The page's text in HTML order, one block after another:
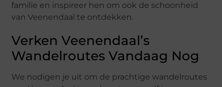
familie en inspireer hen om ook de schoonheid
van Veenendaal te ontdekken.
Verken Veenendaal’s
Wandelroutes Vandaag Nog
We nodigen je uit om de prachtige wandelroutes